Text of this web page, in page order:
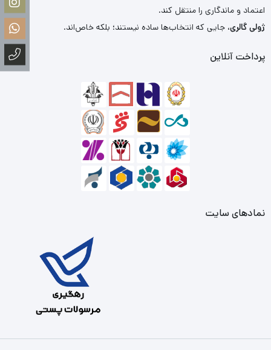
اعتماد و ماندگاری را منتقل کند.
ژولی گالری، جایی که انتخاب‌ها ساده نیستند؛ بلکه خاص‌اند.
پرداخت آنلاین
نمادهای سایت